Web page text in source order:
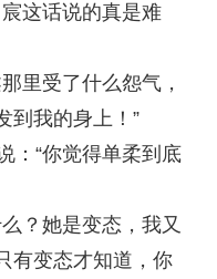
这话说的真是难
里受了什么怨气，
到我的身上！”
：“你觉得单柔到底
？她是变态，我又
有变态才知道，你